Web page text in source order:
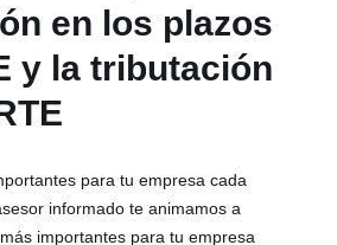
en los plazos
y la tributación
para tu empresa cada
informado te animamos a
importantes para tu empresa